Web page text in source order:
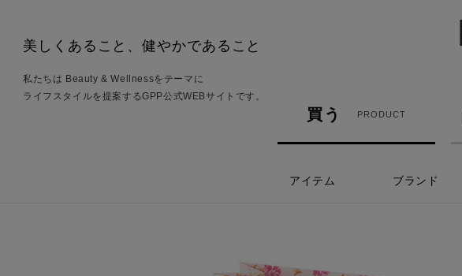
美しくあること、健やかであること
私たちは Beauty & Wellnessをテーマに
ライフスタイルを提案するGPP公式WEBサイトです。
買う PRODUCT
アイテム ブランド